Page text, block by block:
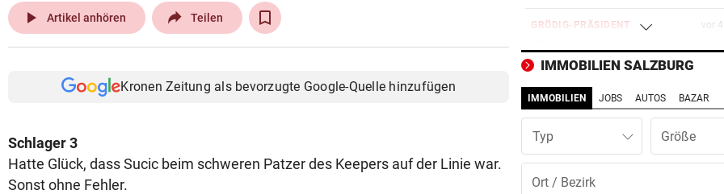
play_arrow Artikel anhören Teilen
Kronen Zeitung als bevorzugte Google-Quelle hinzufügen
Schlager 3
Hatte Glück, dass Sucic beim schweren Patzer des Keepers auf der Linie war.
Sonst ohne Fehler.
GRÖDIG-PRÄSIDENT vor
„Die Favoritenrolle nehmen
nicht an!“
NACH REGENPAUSE vor 5
Wer auf die Fortsetzung der
Salzburg-Partie pochte
vor
IMMOBILIEN SALZBURG
IMMOBILIEN JOBS AUTOS BAZAR
Typ